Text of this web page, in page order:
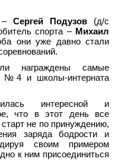
– Сергей Подузов (д/с
спорта – Михаил
они уже давно стали
награждены самые
№4 и школы-интерната
интересной и
что в этот день все
не по принуждению,
заряда бодрости и
своим примером
к ним присоединиться